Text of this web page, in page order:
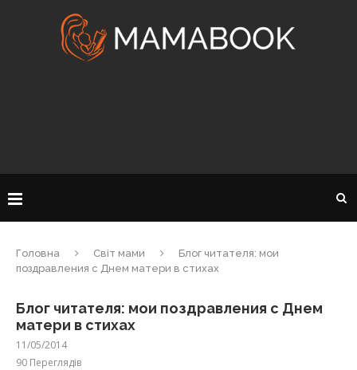
Головна Світ мами
Блог читателя: мои
поздравления с Днем матери в стихах
Блог читателя: мои поздравления с Днем
матери в стихах
11/05/2014
90 Переглядів